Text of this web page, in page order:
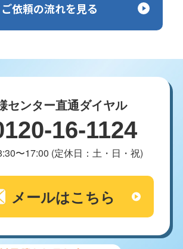
ご依頼の流れを見る
センター直通ダイヤル
16-1124
〜17:00 (定休日：土・日・祝)
メールはこちら